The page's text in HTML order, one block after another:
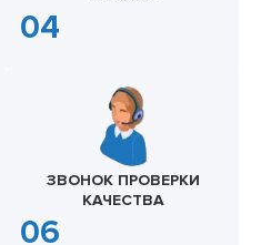
ЗВОНОК ПРОВЕРКИ
КАЧЕСТВА